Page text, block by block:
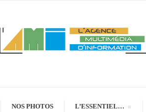
NOS PHOTOS L’ESSENTIEL…